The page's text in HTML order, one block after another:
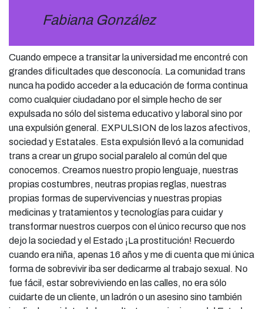
Fabiana González
Cuando empece a transitar la universidad me encontré con
grandes dificultades que desconocía. La comunidad trans
nunca ha podido acceder a la educación de forma continua
como cualquier ciudadano por el simple hecho de ser
expulsada no sólo del sistema educativo y laboral sino por
una expulsión general. EXPULSION de los lazos afectivos,
sociedad y Estatales. Esta expulsión llevó a la comunidad
trans a crear un grupo social paralelo al común del que
conocemos. Creamos nuestro propio lenguaje, nuestras
propias costumbres, neutras propias reglas, nuestras
propias formas de supervivencias y nuestras propias
medicinas y tratamientos y tecnologías para cuidar y
transformar nuestros cuerpos con el único recurso que nos
dejo la sociedad y el Estado ¡La prostitución! Recuerdo
cuando era niña, apenas 16 años y me di cuenta que mi única
forma de sobrevivir iba ser dedicarme al trabajo sexual. No
fue fácil, estar sobreviviendo en las calles, no era sólo
cuidarte de un cliente, un ladrón o un asesino sino también